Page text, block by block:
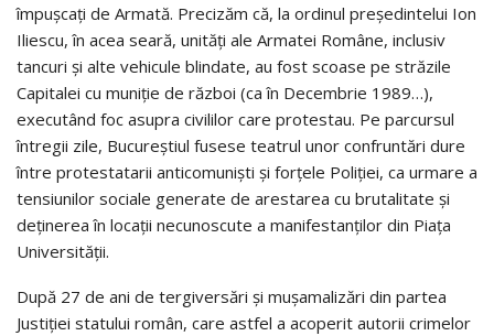
împușcați de Armată. Precizăm că, la ordinul președintelui Ion
Iliescu, în acea seară, unități ale Armatei Române, inclusiv
tancuri și alte vehicule blindate, au fost scoase pe străzile
Capitalei cu muniție de război (ca în Decembrie 1989…),
executând foc asupra civililor care protestau. Pe parcursul
întregii zile, Bucureștiul fusese teatrul unor confruntări dure
între protestatarii anticomuniști și forțele Poliției, ca urmare a
tensiunilor sociale generate de arestarea cu brutalitate și
deținerea în locații necunoscute a manifestanților din Piața
Universității.
După 27 de ani de tergiversări și mușamalizări din partea
Justiției statului român, care astfel a acoperit autorii crimelor